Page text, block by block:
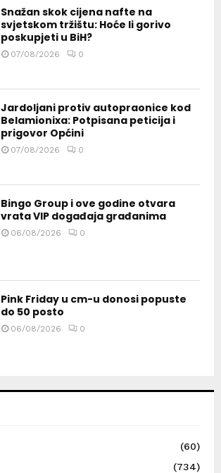
Snažan skok cijena nafte na
svjetskom tržištu: Hoće li gorivo
poskupjeti u BiH?
07/08/2026 0
Jardoljani protiv autopraonice kod
Belamionixa: Potpisana peticija i
prigovor Općini
07/08/2026 0
Bingo Group i ove godine otvara
vrata VIP događaja građanima
06/08/2026 0
Pink Friday u cm-u donosi popuste
do 50 posto
06/08/2026 0
(60)
(734)